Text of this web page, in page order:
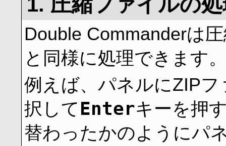
Double Commanderは
と同様に処理できます
例えば、パネルにZIP
択して Enterキーを押
替わったかのようにパ